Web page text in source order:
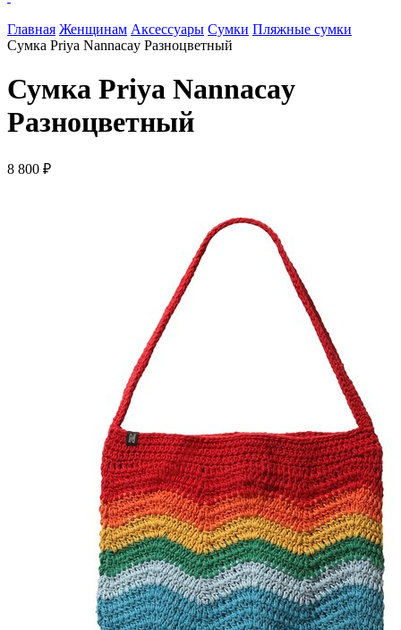
Главная Женщинам Аксессуары Сумки Пляжные сумки
Сумка Priya Nannacay Разноцветный
Сумка Priya Nannacay
Разноцветный
8 800 ₽